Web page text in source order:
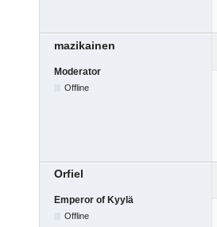
mazikainen
Moderator
Offline
Orfiel
Emperor of Kyylä
Offline